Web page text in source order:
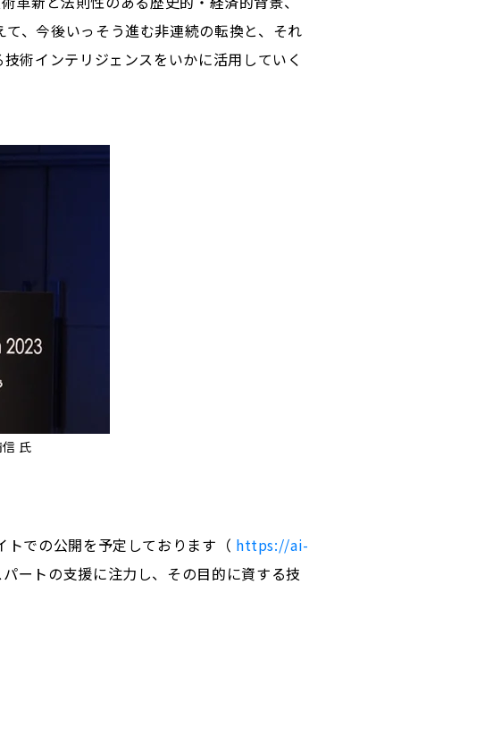
、今後いっそう進む非連続の転換と、それ
術インテリジェンスをいかに活用していく
氏
での公開を予定しております（ https://ai-
ートの支援に注力し、その目的に資する技